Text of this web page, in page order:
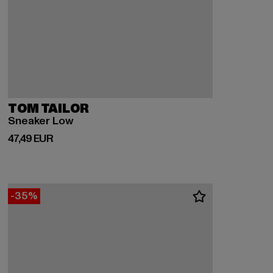
TOM TAILOR
Sneaker Low
47,49 EUR
Derzeitiger Preis: 47,49 EUR
-35%